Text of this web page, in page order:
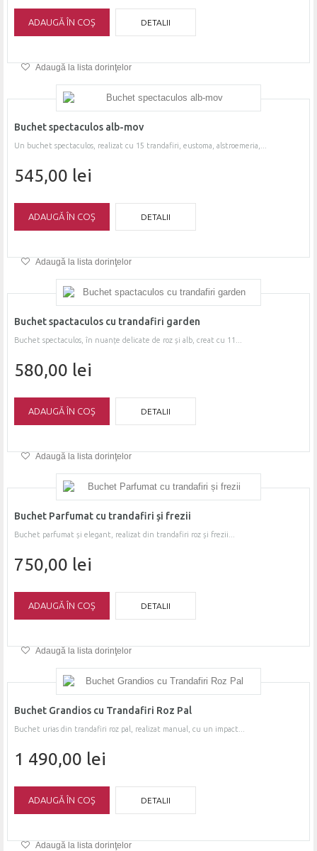
ADAUGĂ ÎN COŞ DETALII
Adaugă la lista dorinţelor
Buchet spectaculos alb-mov
Un buchet spectaculos, realizat cu 15 trandafiri, eustoma, alstroemeria,...
545,00 lei
ADAUGĂ ÎN COŞ DETALII
Adaugă la lista dorinţelor
Buchet spactaculos cu trandafiri garden
Buchet spectaculos, în nuanțe delicate de roz și alb, creat cu 11...
580,00 lei
ADAUGĂ ÎN COŞ DETALII
Adaugă la lista dorinţelor
Buchet Parfumat cu trandafiri și frezii
Buchet parfumat și elegant, realizat din trandafiri roz și frezii...
750,00 lei
ADAUGĂ ÎN COŞ DETALII
Adaugă la lista dorinţelor
Buchet Grandios cu Trandafiri Roz Pal
Buchet urias din trandafiri roz pal, realizat manual, cu un impact...
1 490,00 lei
ADAUGĂ ÎN COŞ DETALII
Adaugă la lista dorinţelor